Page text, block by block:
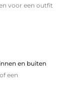
voor een outfit
en buiten
een